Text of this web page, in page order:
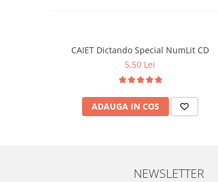
CAIET Dictando Special NumLit CD
5,50 Lei
ADAUGA IN COS
NEWSLETTER